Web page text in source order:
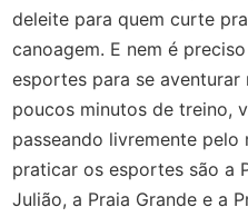
deleite para quem curte
canoagem. E nem é
esportes para se aventurar
poucos minutos de treino,
passeando livremente pelo
praticar os esportes são a
Julião, a Praia Grande e a